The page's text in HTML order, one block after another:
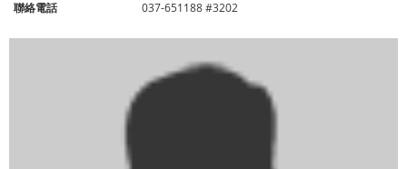
聯絡電話
037-651188 #3202